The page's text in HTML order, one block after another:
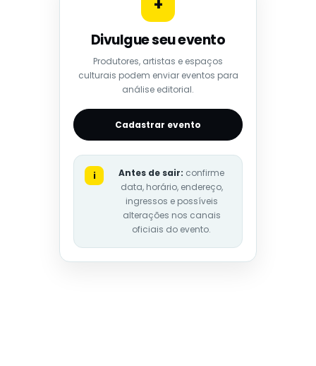
+
Divulgue seu evento
Produtores, artistas e espaços
culturais podem enviar eventos para
análise editorial.
Cadastrar evento
i Antes de sair: confirme
data, horário, endereço,
ingressos e possíveis
alterações nos canais
oficiais do evento.